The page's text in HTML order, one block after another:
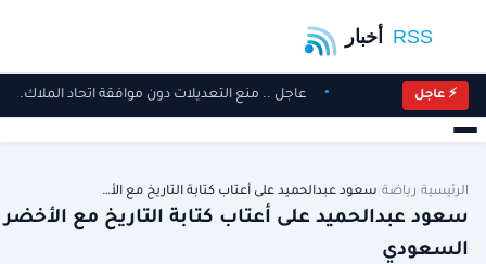
⚡ عاجل عاجل .. منع التعديلات دون موافقة اتحاد الملاك..
الرئيسية رياضة سعود عبدالحميد على أعتاب كتابة التاريخ مع الأ…
سعود عبدالحميد على أعتاب كتابة التاريخ مع الأخضر
السعودي